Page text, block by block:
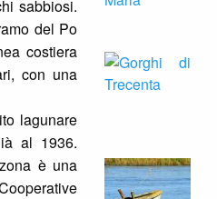
sabbiosi.
del Po
costiera
con una
lagunare
al 1936.
è una